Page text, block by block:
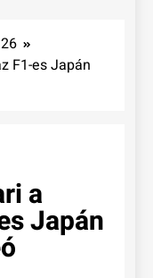
26
F1-es Japán
a
Japán